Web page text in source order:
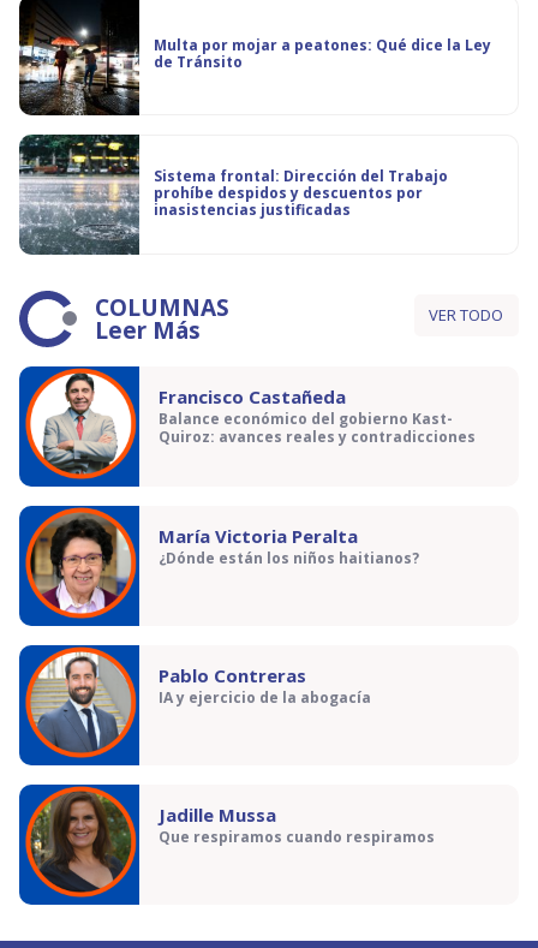
Multa por mojar a peatones: Qué dice la Ley
de Tránsito
Sistema frontal: Dirección del Trabajo
prohíbe despidos y descuentos por
inasistencias justificadas
COLUMNAS
Leer Más VER TODO
Francisco Castañeda
Balance económico del gobierno Kast-
Quiroz: avances reales y contradicciones
María Victoria Peralta
¿Dónde están los niños haitianos?
Pablo Contreras
IA y ejercicio de la abogacía
Jadille Mussa
Que respiramos cuando respiramos